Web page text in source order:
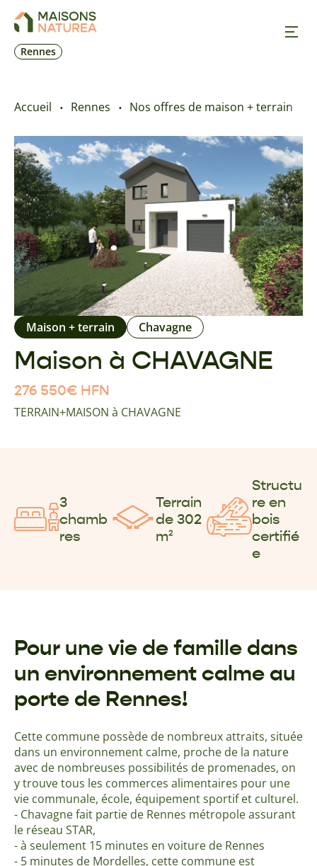
Rennes
Nos offres
Prendre RDV
+33 2 23 25 12 39
Accueil Rennes Nos offres de maison + terrain
Maison à CHAVAGNE
Maison + terrain Chavagne
276 550€ HFN
TERRAIN+MAISON à CHAVAGNE
3
chamb
res
Terrain
de 302
m²
Structu
re en
bois
certifié
e
Pour une vie de famille dans
un environnement calme au
porte de Rennes!
Cette commune possède de nombreux attraits, située
dans un environnement calme, proche de la nature
avec de nombreuses possibilités de promenades, on
y trouve tous les commerces alimentaires pour une
vie communale, école, équipement sportif et culturel.
- Chavagne fait partie de Rennes métropole assurant
le réseau STAR,
- à seulement 15 minutes en voiture de Rennes
- 5 minutes de Mordelles, cette commune est